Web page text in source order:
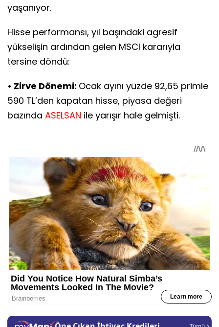
yaşanıyor.
Hisse performansı, yıl başındaki agresif
yükselişin ardından gelen MSCI kararıyla
tersine döndü:
• Zirve Dönemi: Ocak ayını yüzde 92,65 primle
590 TL’den kapatan hisse, piyasa değeri
bazında ASELSAN ile yarışır hale gelmişti.